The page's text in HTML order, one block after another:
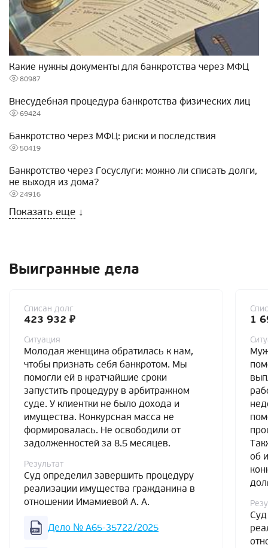
Какие нужны документы для банкротства через МФЦ
80987
Внесудебная процедура банкротства физических лиц
69424
Банкротство через МФЦ: риски и последствия
50419
Банкротство через Госуслуги: можно ли списать долги,
не выходя из дома?
24916
Показать еще ↓
Выигранные дела
Списан долг
423 932 ₽
Ситуация
Молодая женщина обратилась к нам,
чтобы признать себя банкротом. Мы
помогли ей в кратчайшие сроки
запустить процедуру в арбитражном
суде. У клиентки не было дохода и
имущества. Конкурсная масса не
формировалась. Не освободили от
задолженностей за 8.5 месяцев.
Результат
Суд определил завершить процедуру
реализации имущества гражданина в
отношении Имамиевой А. А.
Дело № А65-35722/2025
1
об